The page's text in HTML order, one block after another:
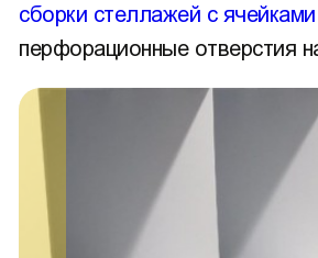
сборки стеллажей с ячейками
перфорационные отверстия